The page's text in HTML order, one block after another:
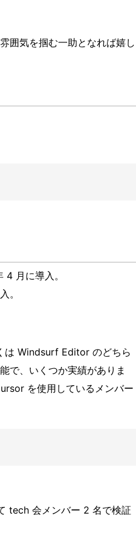
囲気を掴む一助となれば嬉し
月に導入。
。
は Windsurf Editor のどちら
で、いくつか実績がありま
を使用しているメンバー
tech 会メンバー 2 名で検証